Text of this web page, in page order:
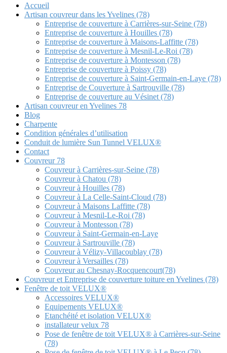
Accueil
Artisan couvreur dans les Yvelines (78)
Entreprise de couverture à Carrières-sur-Seine (78)
Entreprise de couverture à Houilles (78)
Entreprise de couverture à Maisons-Laffitte (78)
Entreprise de couverture à Mesnil-Le-Roi (78)
Entreprise de couverture à Montesson (78)
Entreprise de couverture à Poissy (78)
Entreprise de couverture à Saint-Germain-en-Laye (78)
Entreprise de Couverture à Sartrouville (78)
Entreprise de couverture au Vésinet (78)
Artisan couvreur en Yvelines 78
Blog
Charpente
Condition générales d’utilisation
Conduit de lumière Sun Tunnel VELUX®
Contact
Couvreur 78
Couvreur à Carrières-sur-Seine (78)
Couvreur à Chatou (78)
Couvreur à Houilles (78)
Couvreur à La Celle-Saint-Cloud (78)
Couvreur à Maisons Laffitte (78)
Couvreur à Mesnil-Le-Roi (78)
Couvreur à Montesson (78)
Couvreur à Saint-Germain-en-Laye
Couvreur à Sartrouville (78)
Couvreur à Vélizy-Villacoublay (78)
Couvreur à Versailles (78)
Couvreur au Chesnay-Rocquencourt(78)
Couvreur et Entreprise de couverture toiture en Yvelines (78)
Fenêtre de toit VELUX®
Accessoires VELUX®
Equipements VELUX®
Etanchéité et isolation VELUX®
installateur velux 78
Pose de fenêtre de toit VELUX® à Carrières-sur-Seine
(78)